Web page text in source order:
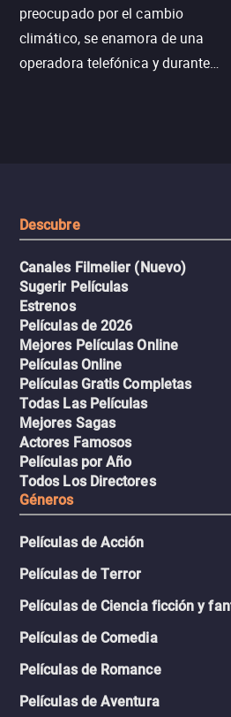
preocupado por el cambio
climático, se enamora de una
operadora telefónica y durante
Descubre
Canales Filmelier (Nuevo)
Sugerir Películas
Estrenos
Películas de 2026
Mejores Películas Online
Películas Online
Películas Gratis Completas
Todas Las Películas
Mejores Sagas
Actores Famosos
Películas por Año
Todos Los Directores
Géneros
Películas de Acción
Películas de Terror
Películas de Ciencia ficción y
Películas de Comedia
Películas de Romance
Películas de Aventura